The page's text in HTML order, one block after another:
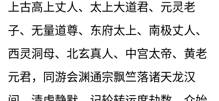
上古高上丈人、太上大道君、元灵老
子、无量道尊、东府太上、南极丈人、
西灵洞母、北玄真人、中宫太帝、黄老
元君，同游会渊通宗飘竺落诸天龙汉